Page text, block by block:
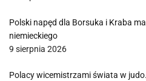
Polski napęd dla Borsuka i Kraba
niemieckiego
9 sierpnia 2026
Polacy wicemistrzami świata w